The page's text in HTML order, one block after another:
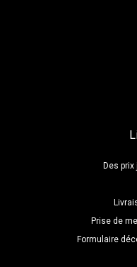
Des prix
Prise de
Formulaire